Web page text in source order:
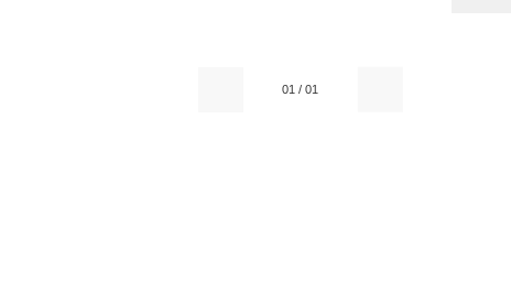
01 /01